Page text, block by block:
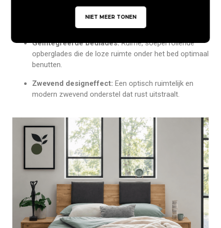
100% massief wild eiken:Hoogwaardig geselecteerd
hout met een stabiele dikte van 2,5 cm.
Geïntegreerde bedlades:Ruime, soepel rollende
opberglades die de loze ruimte onder het bed optimaal
benutten.
Zwevend designeffect: Een optisch ruimtelijk en
modern zwevend onderstel dat rust uitstraalt.
NIET MEER TONEN